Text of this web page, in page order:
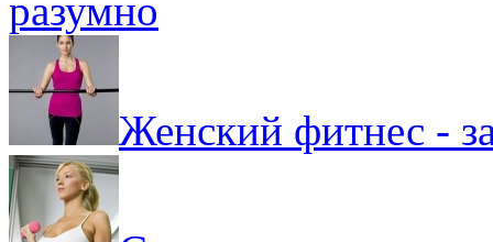
разумно
Женский фитнес -